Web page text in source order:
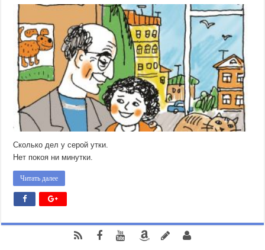
Сколько дел у серой утки.
Нет покоя ни минутки.
Читать далее